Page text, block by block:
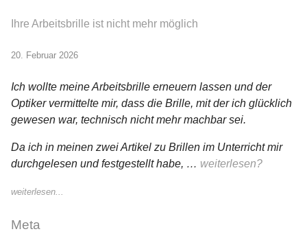
Ihre Arbeitsbrille ist nicht mehr möglich
20. Februar 2026
Ich wollte meine Arbeitsbrille erneuern lassen und der
Optiker vermittelte mir, dass die Brille, mit der ich glücklich
gewesen war, technisch nicht mehr machbar sei.
Da ich in meinen zwei Artikel zu Brillen im Unterricht mir
durchgelesen und festgestellt habe, … weiterlesen?
weiterlesen...
Meta